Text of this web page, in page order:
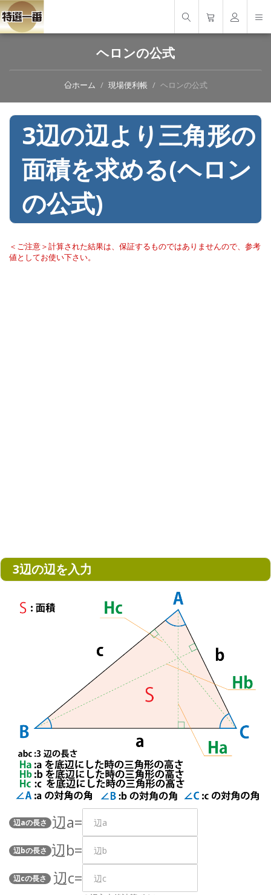
ヘロンの公式
ホーム 現場便利帳 ヘロンの公式
3辺の辺より三角形の
面積を求める(ヘロン
の公式)
＜ご注意＞計算された結果は、保証するものではありませんので、参考
値としてお使い下さい。
3辺の辺を入力
辺aの長さ 辺a=
辺bの長さ 辺b=
辺cの長さ 辺c=